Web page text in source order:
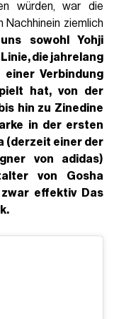
würden, war die
Nachhinein ziemlich
sowohl Yohji
die jahrelang
Verbindung
hat, von der
hin zu Zinedine
in der ersten
(derzeit einer der
von adidas)
von Gosha
effektiv Das